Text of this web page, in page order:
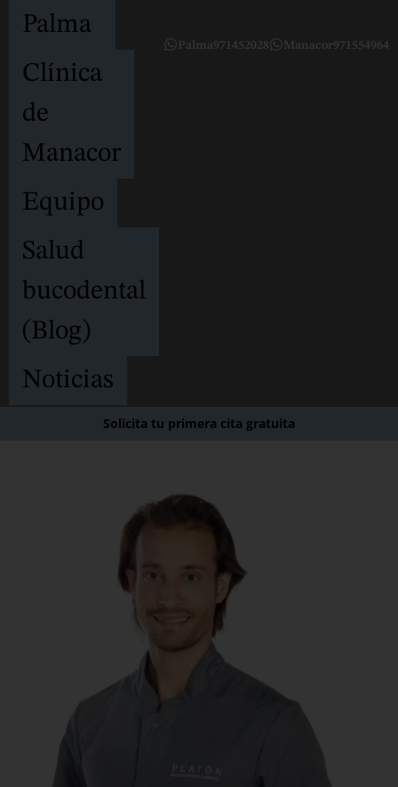
Palma
Clínica
de
Manacor
Equipo
Salud
bucodental
(Blog)
Noticias
Palma971452028 Manacor971554964
Solicita tu primera cita gratuita